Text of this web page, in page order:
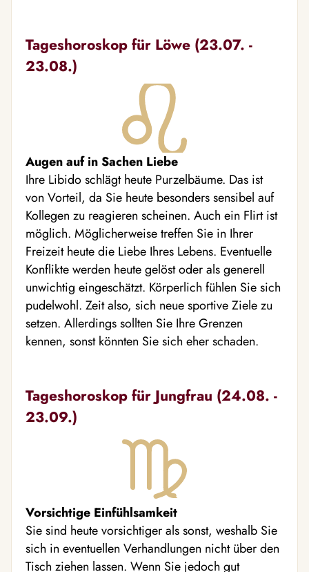
Tageshoroskop für Löwe (23.07. -
23.08.)
Augen auf in Sachen Liebe
Ihre Libido schlägt heute Purzelbäume. Das ist
von Vorteil, da Sie heute besonders sensibel auf
Kollegen zu reagieren scheinen. Auch ein Flirt ist
möglich. Möglicherweise treffen Sie in Ihrer
Freizeit heute die Liebe Ihres Lebens. Eventuelle
Konflikte werden heute gelöst oder als generell
unwichtig eingeschätzt. Körperlich fühlen Sie sich
pudelwohl. Zeit also, sich neue sportive Ziele zu
setzen. Allerdings sollten Sie Ihre Grenzen
kennen, sonst könnten Sie sich eher schaden.
Tageshoroskop für Jungfrau (24.08. -
23.09.)
Vorsichtige Einfühlsamkeit
Sie sind heute vorsichtiger als sonst, weshalb Sie
sich in eventuellen Verhandlungen nicht über den
Tisch ziehen lassen. Wenn Sie jedoch gut